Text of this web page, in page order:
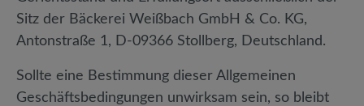
Sitz der Bäckerei Weißbach GmbH & Co. KG,
Antonstraße 1, D-09366 Stollberg, Deutschland.
Sollte eine Bestimmung dieser Allgemeinen
Geschäftsbedingungen unwirksam sein, so bleibt